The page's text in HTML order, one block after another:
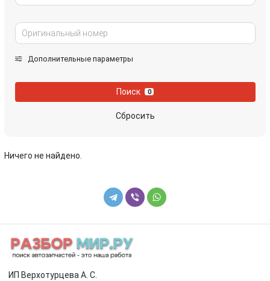
Дополнительные параметры
Поиск 0
Сбросить
Ничего не найдено.
ИП Верхотурцева А. С.